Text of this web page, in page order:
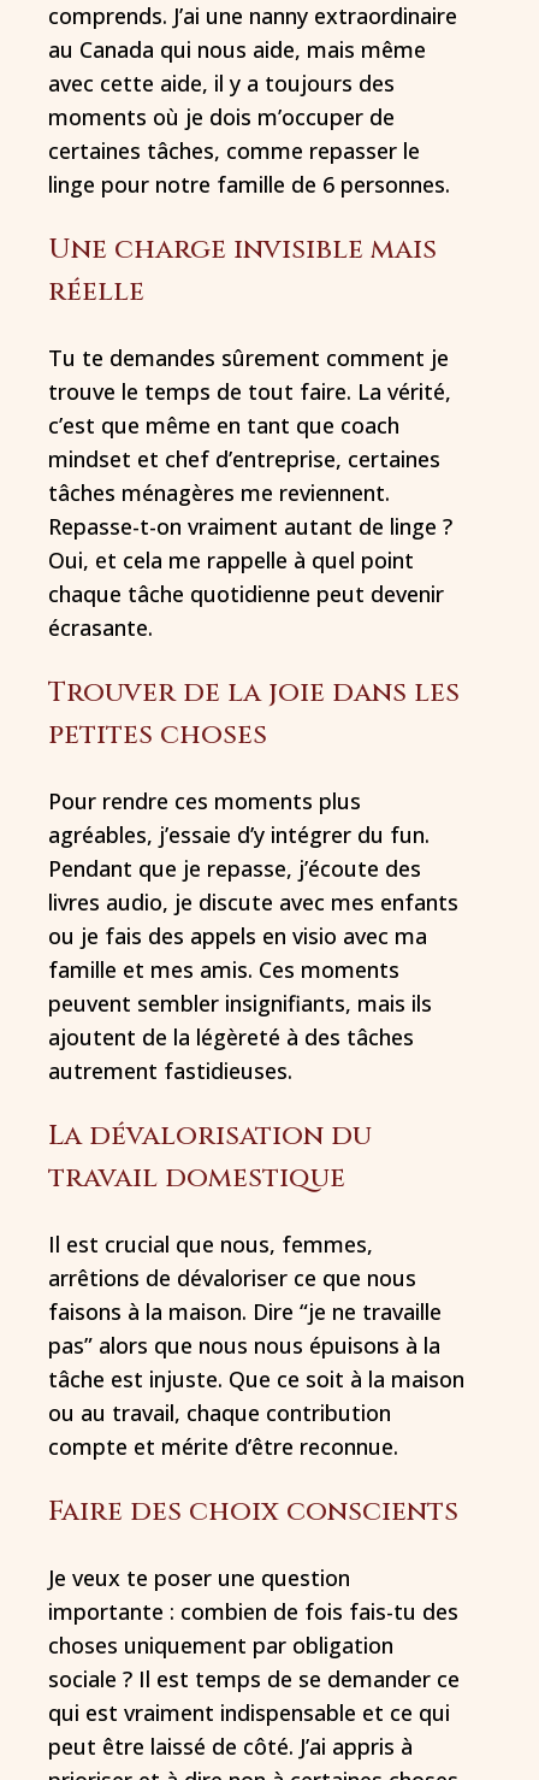
comprends. J’ai une nanny extraordinaire
au Canada qui nous aide, mais même
avec cette aide, il y a toujours des
moments où je dois m’occuper de
certaines tâches, comme repasser le
linge pour notre famille de 6 personnes.
Une charge invisible mais
réelle
Tu te demandes sûrement comment je
trouve le temps de tout faire. La vérité,
c’est que même en tant que coach
mindset et chef d’entreprise, certaines
tâches ménagères me reviennent.
Repasse-t-on vraiment autant de linge ?
Oui, et cela me rappelle à quel point
chaque tâche quotidienne peut devenir
écrasante.
Trouver de la joie dans les
petites choses
Pour rendre ces moments plus
agréables, j’essaie d’y intégrer du fun.
Pendant que je repasse, j’écoute des
livres audio, je discute avec mes enfants
ou je fais des appels en visio avec ma
famille et mes amis. Ces moments
peuvent sembler insignifiants, mais ils
ajoutent de la légèreté à des tâches
autrement fastidieuses.
La dévalorisation du
travail domestique
Il est crucial que nous, femmes,
arrêtions de dévaloriser ce que nous
faisons à la maison. Dire “je ne travaille
pas” alors que nous nous épuisons à la
tâche est injuste. Que ce soit à la maison
ou au travail, chaque contribution
compte et mérite d’être reconnue.
Faire des choix conscients
Je veux te poser une question
importante : combien de fois fais-tu des
choses uniquement par obligation
sociale ? Il est temps de se demander ce
qui est vraiment indispensable et ce qui
peut être laissé de côté. J’ai appris à